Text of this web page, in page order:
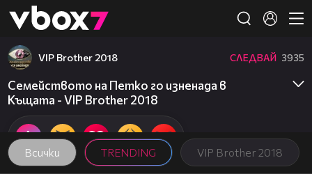
👾
Всички TRENDING VIP Brother 2018
VIP Brother 2018 СЛЕДВАЙ 3935
Семейството на Петко го изненада в
Къщата - VIP Brother 2018